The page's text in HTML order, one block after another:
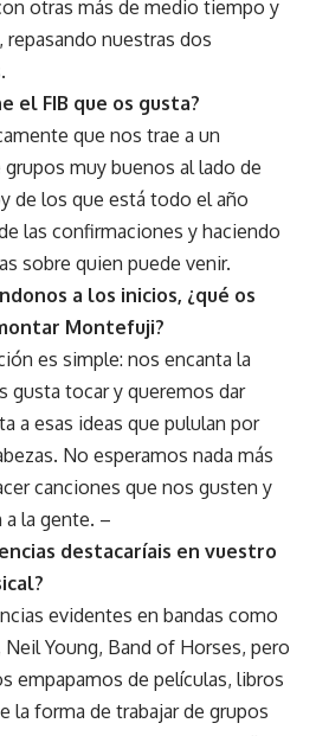
otras más de medio tiempo y
repasando nuestras dos
el FIB que os gusta?
que nos trae a un
muy buenos al lado de
de los que está todo el año
las confirmaciones y haciendo
sobre quien puede venir.
a los inicios, ¿qué os
Montefuji?
es simple: nos encanta la
gusta tocar y queremos dar
a esas ideas que pululan por
No esperamos nada más
canciones que nos gusten y
la gente. –
destacaríais en vuestro
evidentes en bandas como
Neil Young, Band of Horses, pero
empapamos de películas, libros
la forma de trabajar de grupos